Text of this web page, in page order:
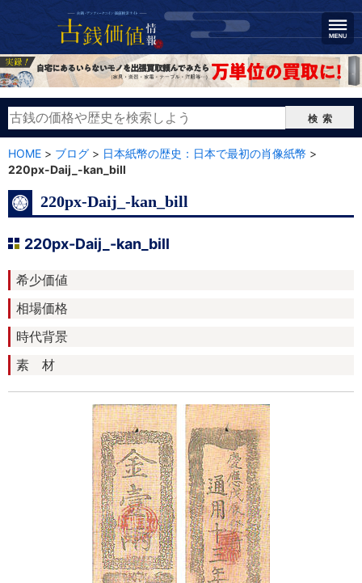
検索
HOME > ブログ > 日本紙幣の歴史：日本で最初の肖像紙幣 >
220px-Daij_-kan_bill
220px-Daij_-kan_bill
220px-Daij_-kan_bill
希少価値
相場価格
時代背景
素 材